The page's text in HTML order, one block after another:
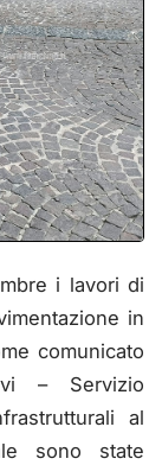
i lavori di
in
comunicato
– Servizio
al
sono state